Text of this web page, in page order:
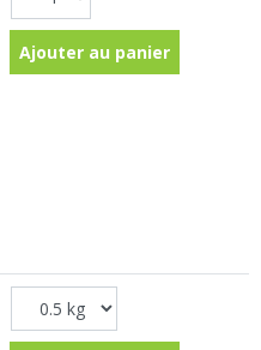
Ajouter au panier